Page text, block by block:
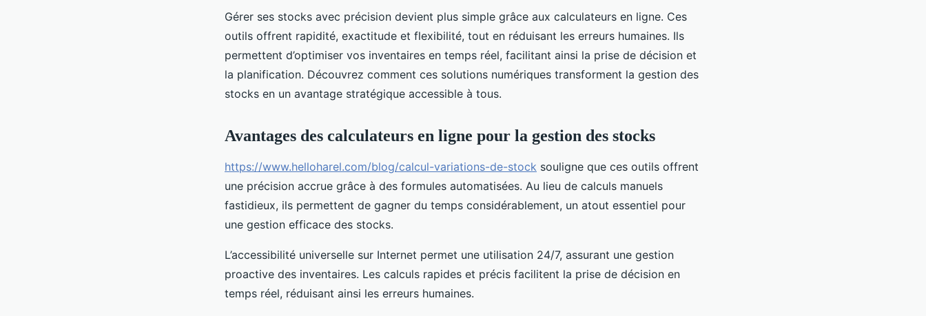
Gérer ses stocks avec précision devient plus simple grâce aux calculateurs en ligne. Ces
outils offrent rapidité, exactitude et flexibilité, tout en réduisant les erreurs humaines. Ils
permettent d’optimiser vos inventaires en temps réel, facilitant ainsi la prise de décision et
la planification. Découvrez comment ces solutions numériques transforment la gestion des
stocks en un avantage stratégique accessible à tous.
Avantages des calculateurs en ligne pour la gestion des stocks
https://www.helloharel.com/blog/calcul-variations-de-stock souligne que ces outils offrent
une précision accrue grâce à des formules automatisées. Au lieu de calculs manuels
fastidieux, ils permettent de gagner du temps considérablement, un atout essentiel pour
une gestion efficace des stocks.
L’accessibilité universelle sur Internet permet une utilisation 24/7, assurant une gestion
proactive des inventaires. Les calculs rapides et précis facilitent la prise de décision en
temps réel, réduisant ainsi les erreurs humaines.